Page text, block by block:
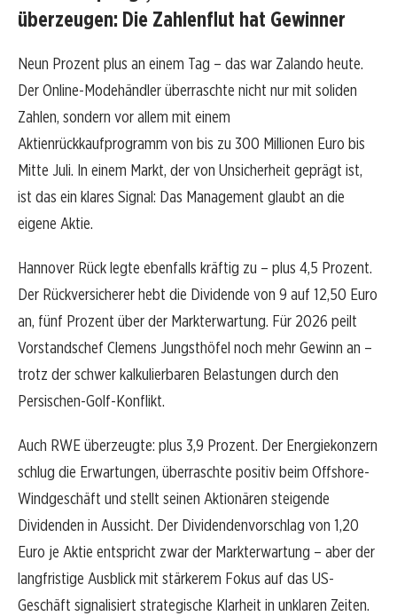
überzeugen: Die Zahlenflut hat Gewinner
Neun Prozent plus an einem Tag – das war Zalando heute.
Der Online-Modehändler überraschte nicht nur mit soliden
Zahlen, sondern vor allem mit einem
Aktienrückkaufprogramm von bis zu 300 Millionen Euro bis
Mitte Juli. In einem Markt, der von Unsicherheit geprägt ist,
ist das ein klares Signal: Das Management glaubt an die
eigene Aktie.
Hannover Rück legte ebenfalls kräftig zu – plus 4,5 Prozent.
Der Rückversicherer hebt die Dividende von 9 auf 12,50 Euro
an, fünf Prozent über der Markterwartung. Für 2026 peilt
Vorstandschef Clemens Jungsthöfel noch mehr Gewinn an –
trotz der schwer kalkulierbaren Belastungen durch den
Persischen-Golf-Konflikt.
Auch RWE überzeugte: plus 3,9 Prozent. Der Energiekonzern
schlug die Erwartungen, überraschte positiv beim Offshore-
Windgeschäft und stellt seinen Aktionären steigende
Dividenden in Aussicht. Der Dividendenvorschlag von 1,20
Euro je Aktie entspricht zwar der Markterwartung – aber der
langfristige Ausblick mit stärkerem Fokus auf das US-
Geschäft signalisiert strategische Klarheit in unklaren Zeiten.